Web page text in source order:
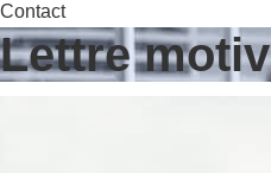
Contact
Lettre